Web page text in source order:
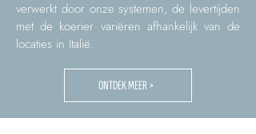
verwerkt door onze systemen, de levertijden
met de koerier variëren afhankelijk van de
locaties in Italië.
ONTDEK MEER >